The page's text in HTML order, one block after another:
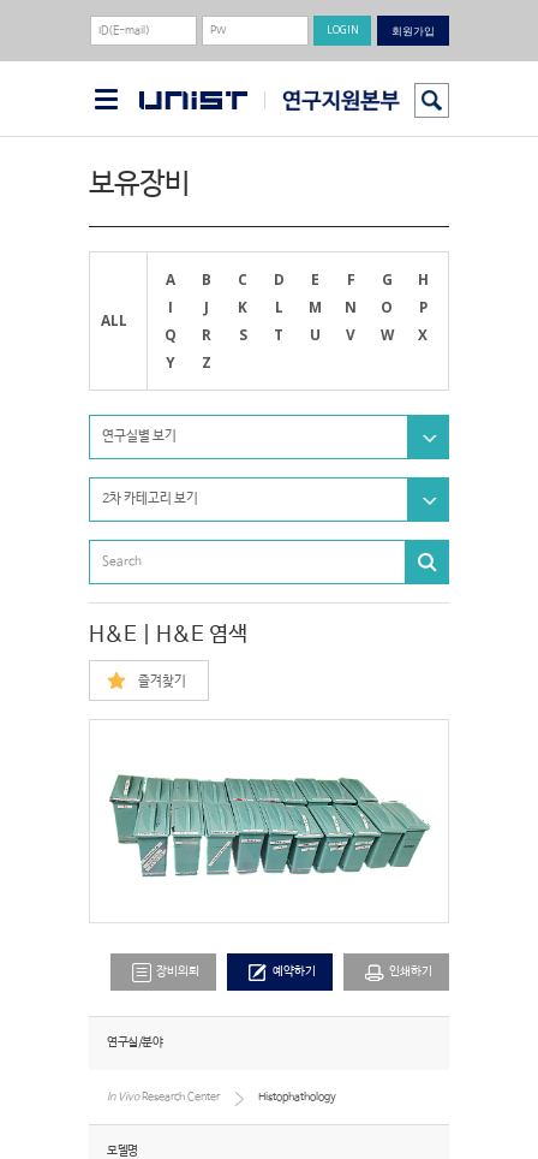
회원가입
보유장비
ALL
A B C D E F G
H
I
J K L M N O
P
Q
R S T U V W
X
Y
Z
연구실별 보기
2차 카테고리 보기
H&E | H&E 염색
즐겨찾기
장비의뢰 예약하기 인쇄하기
연구실/분야
In VivoResearch Center Histophathology
모델명